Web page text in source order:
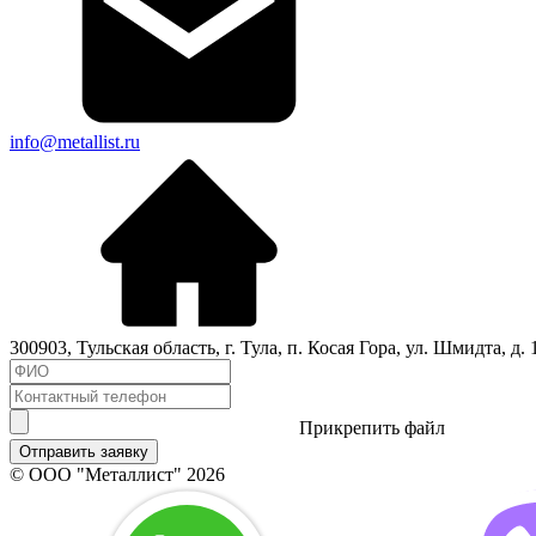
info@metallist.ru
300903, Тульская область, г. Тула, п. Косая Гора, ул. Шмидта, д.
Прикрепить файл
Отправить заявку
© ООО "Металлист" 2026